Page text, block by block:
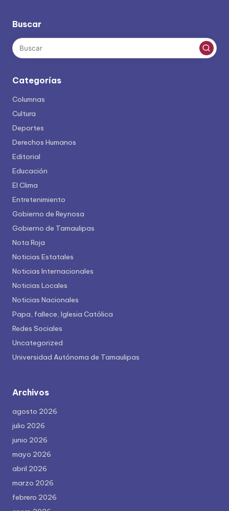
Buscar
Categorías
Columnas
Cultura
Deportes
Derechos Humanos
Editorial
Educación
El Clima
Entretenimiento
Gobierno de Reynosa
Gobierno de Tamaulipas
Nota Roja
Noticias Estatales
Noticias Internacionales
Noticias Locales
Noticias Nacionales
Papa, fallece, Iglesia Católica
Redes Sociales
Uncategorized
Universidad Autónoma de Tamaulipas
Archivos
agosto 2026
julio 2026
junio 2026
mayo 2026
abril 2026
marzo 2026
febrero 2026